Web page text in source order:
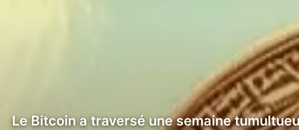
Le Bitcoin a traversé une semaine